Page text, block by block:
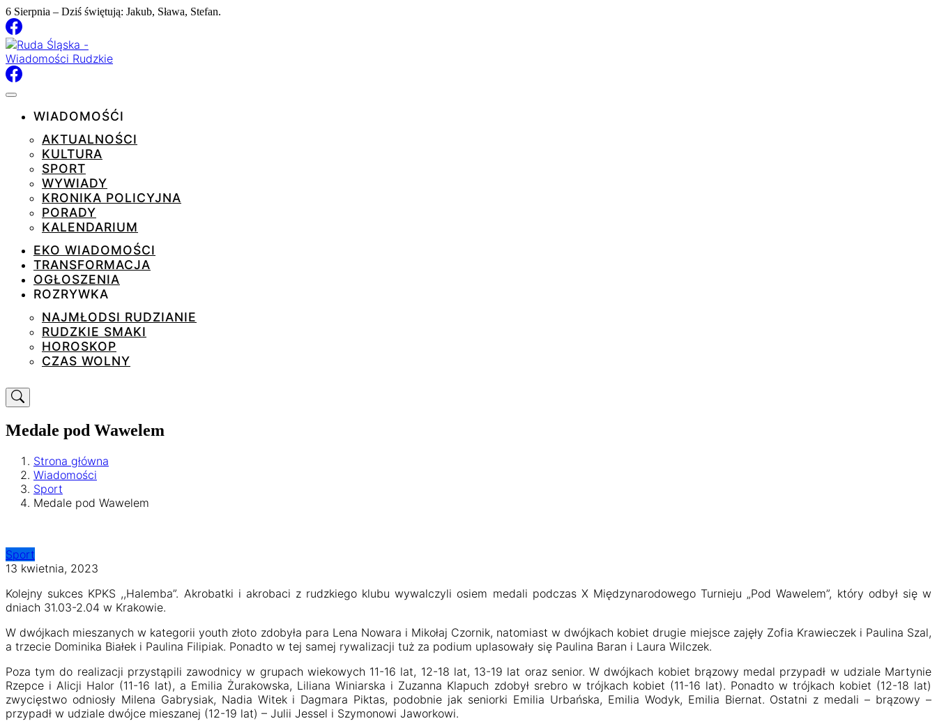
6 Sierpnia – Dziś świętują: Jakub, Sława, Stefan.
WIADOMOŚĆI
AKTUALNOŚCI
KULTURA
SPORT
WYWIADY
KRONIKA POLICYJNA
PORADY
KALENDARIUM
EKO WIADOMOŚCI
TRANSFORMACJA
OGŁOSZENIA
ROZRYWKA
NAJMŁODSI RUDZIANIE
RUDZKIE SMAKI
HOROSKOP
CZAS WOLNY
Medale pod Wawelem
Strona główna
Wiadomości
Sport
Medale pod Wawelem
Sport
13 kwietnia, 2023
Kolejny sukces KPKS ,,Halemba”. Akrobatki i akrobaci z rudzkiego klubu wywalczyli osiem medali podczas X Międzynarodowego Turnieju „Pod Wawelem”, który odbył się w
dniach 31.03-2.04 w Krakowie.
W dwójkach mieszanych w kategorii youth złoto zdobyła para Lena Nowara i Mikołaj Czornik, natomiast w dwójkach kobiet drugie miejsce zajęły Zofia Krawieczek i Paulina Szal,
a trzecie Dominika Białek i Paulina Filipiak. Ponadto w tej samej rywalizacji tuż za podium uplasowały się Paulina Baran i Laura Wilczek.
Poza tym do realizacji przystąpili zawodnicy w grupach wiekowych 11-16 lat, 12-18 lat, 13-19 lat oraz senior. W dwójkach kobiet brązowy medal przypadł w udziale Martynie
Rzepce i Alicji Halor (11-16 lat), a Emilia Żurakowska, Liliana Winiarska i Zuzanna Klapuch zdobył srebro w trójkach kobiet (11-16 lat). Ponadto w trójkach kobiet (12-18 lat)
zwycięstwo odniosły Milena Gabrysiak, Nadia Witek i Dagmara Piktas, podobnie jak seniorki Emilia Urbańska, Emilia Wodyk, Emilia Biernat. Ostatni z medali – brązowy –
przypadł w udziale dwójce mieszanej (12-19 lat) – Julii Jessel i Szymonowi Jaworkowi.